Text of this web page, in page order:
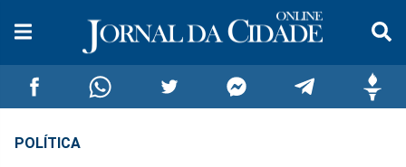
CompartilharCompartilhar
POLÍTICA